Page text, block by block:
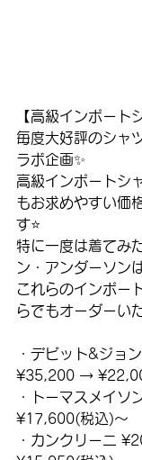
【高級インポート
毎度大好評のシャ
ラボ企画✨
高級インポートシ
もお求めやすい価
す⭐️
特に一度は着てみ
ン・アンダーソン
これらのインポー
らでもオーダーい
・デビット&ジョ
¥35,200 →
・トーマスメイ
¥17,600(税込)〜
・カンクリーニ